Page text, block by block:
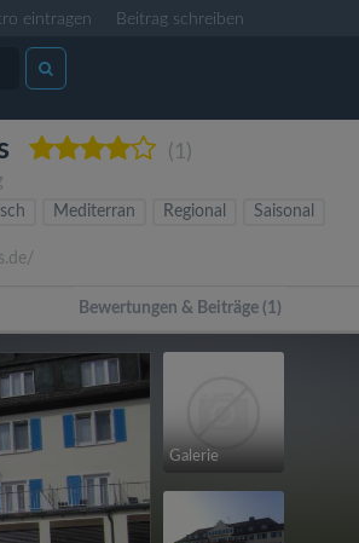
eintragen Beitrag schreiben
(1)
Mediterran Regional Saisonal
Bewertungen & Beiträge (1)
Galerie